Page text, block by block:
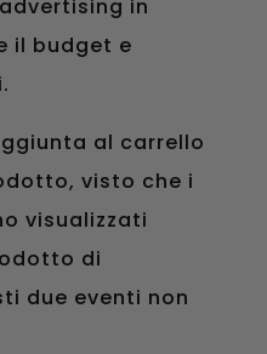
in
il budget e
al carrello
visto che i
visualizzati
di
due eventi non